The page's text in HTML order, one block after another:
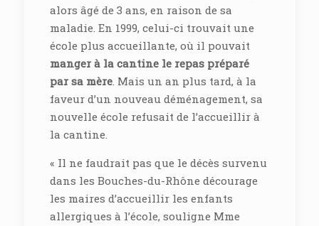
alors âgé de 3 ans, en raison de sa
maladie. En 1999, celui-ci trouvait une
école plus accueillante, où il pouvait
manger à la cantine le repas préparé
par sa mère. Mais un an plus tard, à la
faveur d’un nouveau déménagement, sa
nouvelle école refusait de l’accueillir à
la cantine.
« Il ne faudrait pas que le décès survenu
dans les Bouches-du-Rhône décourage
les maires d’accueillir les enfants
allergiques à l’école, souligne Mme